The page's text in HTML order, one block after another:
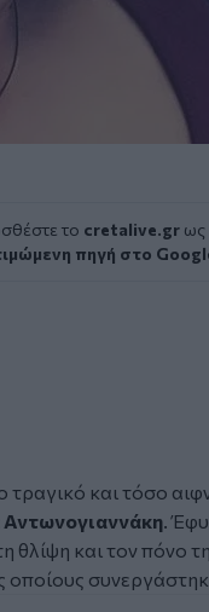
το cretalive.gr ως
πηγή στο
τραγικό και τόσο
.
θλίψη και τον πόνο